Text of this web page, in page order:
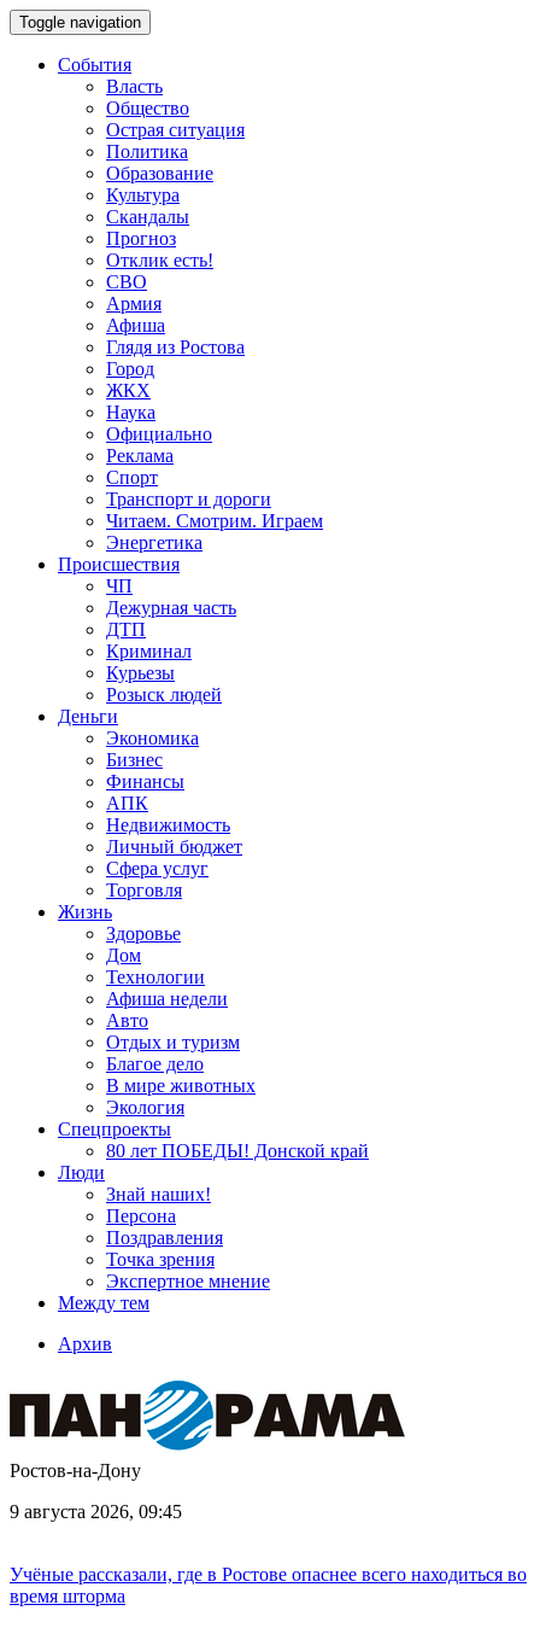
Toggle navigation
События
Власть
Общество
Острая ситуация
Политика
Образование
Культура
Скандалы
Прогноз
Отклик есть!
СВО
Армия
Афиша
Глядя из Ростова
Город
ЖКХ
Наука
Официально
Реклама
Спорт
Транспорт и дороги
Читаем. Смотрим. Играем
Энергетика
Происшествия
ЧП
Дежурная часть
ДТП
Криминал
Курьезы
Розыск людей
Деньги
Экономика
Бизнес
Финансы
АПК
Недвижимость
Личный бюджет
Сфера услуг
Торговля
Жизнь
Здоровье
Дом
Технологии
Афиша недели
Авто
Отдых и туризм
Благое дело
В мире животных
Экология
Спецпроекты
80 лет ПОБЕДЫ! Донской край
Люди
Знай наших!
Персона
Поздравления
Точка зрения
Экспертное мнение
Между тем
Архив
Ростов-на-Дону
9 августа 2026, 09:45
Учёные рассказали, где в Ростове опаснее всего находиться во
время шторма